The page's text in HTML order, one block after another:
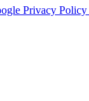
Privacy Policy